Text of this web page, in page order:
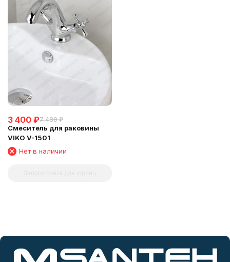
3 400 ₽7 480 ₽
Смеситель для раковины
VIKO V-1501
Нет в наличии